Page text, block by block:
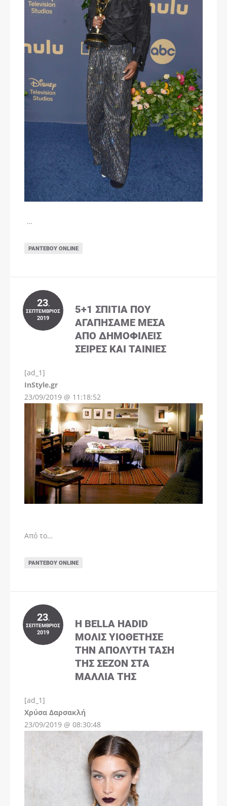
…
ΡΑΝΤΕΒΟΎ ONLINE
23.
ΣΕΠΤΈΜΒΡΙΟΣ
2019
5+1 ΣΠΊΤΙΑ ΠΟΥ
ΑΓΑΠΉΣΑΜΕ ΜΈΣΑ
ΑΠΌ ΔΗΜΟΦΙΛΕΊΣ
ΣΕΙΡΈΣ ΚΑΙ ΤΑΙΝΊΕΣ
[ad_1]
InStyle.gr
23/09/2019 @ 11:18:52
Από το…
ΡΑΝΤΕΒΟΎ ONLINE
23.
ΣΕΠΤΈΜΒΡΙΟΣ
2019
Η BELLA HADID
ΜΌΛΙΣ ΥΙΟΘΈΤΗΣΕ
ΤΗΝ ΑΠΌΛΥΤΗ ΤΆΣΗ
ΤΗΣ ΣΕΖΌΝ ΣΤΑ
ΜΑΛΛΙΆ ΤΗΣ
[ad_1]
Χρύσα Δαρσακλή
23/09/2019 @ 08:30:48